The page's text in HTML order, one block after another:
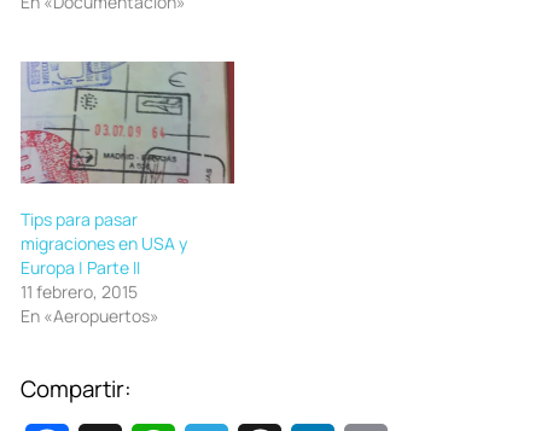
Tips para pasar
migraciones en USA y
Europa | Parte II
11 febrero, 2015
En «Aeropuertos»
Compartir: